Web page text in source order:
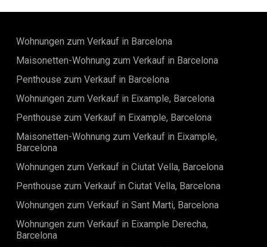
Wohnungen zum Verkauf in Barcelona
Maisonetten-Wohnung zum Verkauf in Barcelona
Penthouse zum Verkauf in Barcelona
Wohnungen zum Verkauf in Eixample, Barcelona
Penthouse zum Verkauf in Eixample, Barcelona
Maisonetten-Wohnung zum Verkauf in Eixample,
Barcelona
Wohnungen zum Verkauf in Ciutat Vella, Barcelona
Penthouse zum Verkauf in Ciutat Vella, Barcelona
Wohnungen zum Verkauf in Sant Marti, Barcelona
Wohnungen zum Verkauf in Eixample Derecha,
Barcelona